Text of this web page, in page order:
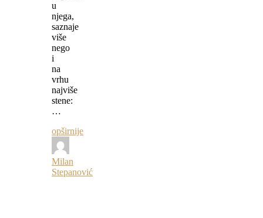
u
njega,
saznaje
više
nego
i
na
vrhu
najviše
stene:
…
opširnije
Milan
Stepanović